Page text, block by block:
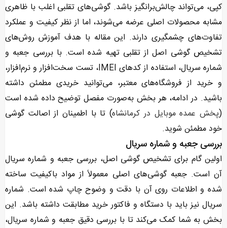
کپی، می‌تواند چالش‌برانگیز باشد. گوشی‌های تقلبی اغلب با ظاهری
مشابه محصولات اصلی عرضه می‌شوند، اما از نظر کیفیت و عملکرد
تفاوت‌های چشمگیری دارند. این مقاله با هدف آموزش روش‌های
تشخیص گوشی اصل از تقلبی تهیه شده است. با بررسی جعبه و
شماره سریال، استفاده از کدهای IMEI، تست سخت‌افزار و نرم‌افزار،
و خرید از فروشگاه‌های معتبر، می‌توانید خریدی مطمئن داشته
باشید. در ادامه، هر بخش به‌صورت مفصل توضیح داده شده است
(پخش عمده موبایل در کرمانشاه) تا با اطمینان از اصالت گوشی
خود مطمئن شوید.
بررسی جعبه و شماره سریال
اولین گام برای تشخیص گوشی اصل، بررسی جعبه و شماره سریال
آن است. جعبه گوشی‌های اصلی معمولاً از مواد باکیفیت ساخته
شده و اطلاعات روی آن با دقت و وضوح چاپ شده است. شماره
سریال نیز باید با دستگاه و فاکتور خرید مطابقت داشته باشد. این
بخش به شما کمک می‌کند تا با بررسی دقیق جعبه و شماره سریال،